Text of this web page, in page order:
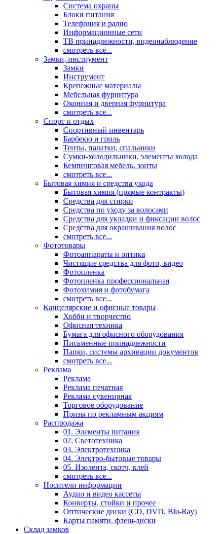
Система охраны
Блоки питания
Телефония и радио
Информационные сети
ТВ принадлежности, видеонаблюдение
смотреть все...
Замки, инструмент
Замки
Инструмент
Крепежные материалы
Мебельная фурнитура
Оконная и дверная фурнитура
смотреть все...
Спорт и отдых
Спортивный инвентарь
Барбекю и гриль
Тенты, палатки, спальники
Сумки-холодильники, элементы холода
Кемпинговая мебель, зонты
смотреть все...
Бытовая химия и средства ухода
Бытовая химия (прямые контракты)
Средства для стирки
Средства по уходу за волосами
Средства для укладки и фиксации волос
Средства для окрашивания волос
смотреть все...
Фототовары
Фотоаппараты и оптика
Чистящие средства для фото, видео
Фотопленка
Фотопленка профессиональная
Фотохимия и фотобумага
смотреть все...
Канцелярские и офисные товары
Хобби и творчество
Офисная техника
Бумага для офисного оборудования
Письменные принадлежности
Папки, системы архивации документов
смотреть все...
Реклама
Реклама
Реклама печатная
Реклама сувенирная
Торговое оборудование
Призы по рекламным акциям
Распродажа
01. Элементы питания
02. Светотехника
03. Электротехника
04. Электро-бытовые товары
05. Изолента, скотч, клей
смотреть все...
Носители информации
Аудио и видео кассеты
Конверты, стойки и прочее
Оптические диски (CD, DVD, Blu-Ray)
Карты памяти, флеш-диски
Склад замков